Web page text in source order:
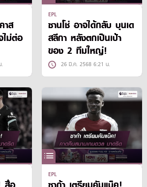
าส
ไม่ต่อ
EPL
ซานโช่ อาจได้กลับ บุนเด
สลีกา หลังตกเป็นเป้า
ของ 2 ทีมใหญ่!
26 มี.ค. 2568 6:21 น.
EPL